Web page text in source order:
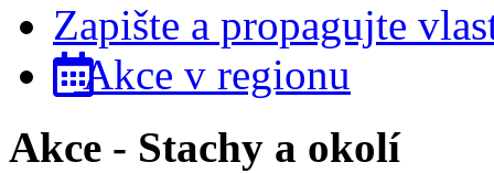
Zapište a propagujte
Akce v regionu
Akce - Stachy a okolí